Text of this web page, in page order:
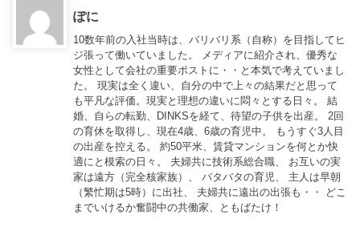
ぽに
10数年前の入社当時は、バリバリ系（自称）を目指してヒ
ジ張って働いていました。 メディアに紹介され、優秀な
女性として会社の重要ポストに・・と本気で考えていまし
た。 現実は全く違い、自分の中で上々の結果だと思って
も平凡な評価。現実と理想の違いに悶々とする日々。 結
婚、自らの転勤、DINKSを経て、待望の子供を出産。 2回
の育休を取得し、現在4歳、6歳の育児中。 もうすぐ3人目
の出産を控える。 約50平米、賃貸マンションを何とか快
適にと模索の日々。 夫婦共に技術系総合職、 お互いの実
家は遠方（完全核家族）、 バタバタの育児、 主人は早朝
（繁忙期は5時）に出社、 夫婦共に遠出の出張も・・ どこ
までいけるか奮闘中の共働家、ともばたけ！